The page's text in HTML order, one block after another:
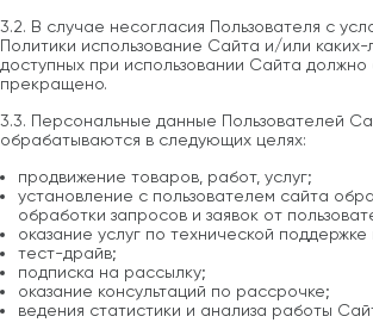
3.2. В случае несогласия Пользователя с
Политики использование Сайта и/или
доступных при использовании Сайта
прекращено.
3.3. Персональные данные Пользователей
обрабатываются в следующих целях:
продвижение товаров, работ, услуг;
установление с пользователем сайта
обработки запросов и заявок от
оказание услуг по технической поддержке
тест-драйв;
подписка на рассылку;
оказание консультаций по рассрочке;
ведения статистики и анализа работы